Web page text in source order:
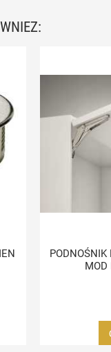
PODNOŚNIK
MOD